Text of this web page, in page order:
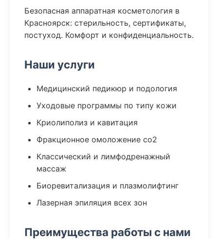
Безопасная аппаратная косметология в
Красноярск: стерильность, сертификаты,
постуход. Комфорт и конфиденциальность.
Наши услуги
Медицинский педикюр и подология
Уходовые программы по типу кожи
Криолиполиз и кавитация
Фракционное омоложение co2
Классический и лимфодренажный
массаж
Биоревитализация и плазмолифтинг
Лазерная эпиляция всех зон
Преимущества работы с нами